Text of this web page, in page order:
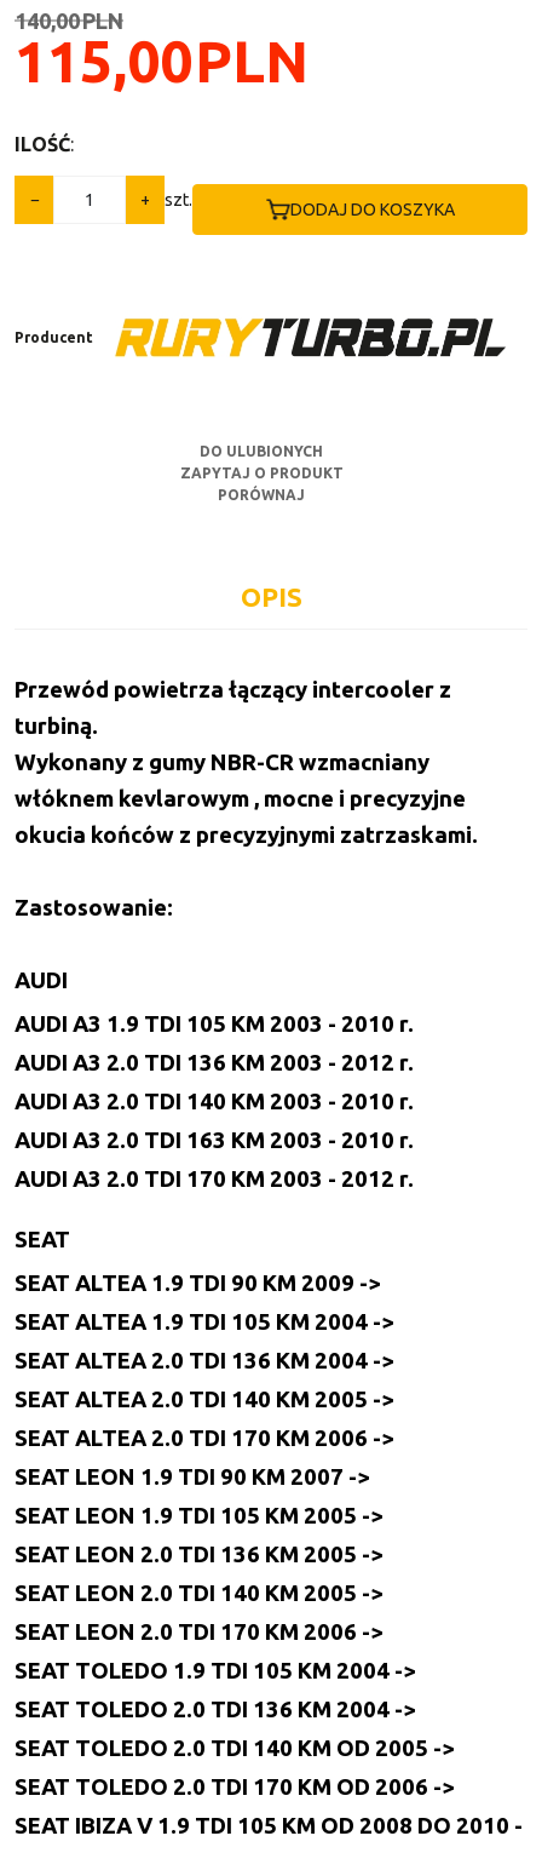
140,00PLN
115,00PLN
ILOŚĆ:
− + szt. DODAJ DO KOSZYKA
Producent
DO ULUBIONYCH
ZAPYTAJ O PRODUKT
PORÓWNAJ
OPIS
Przewód powietrza łączący intercooler z
turbiną.
Wykonany z gumy NBR-CR wzmacniany
włóknem kevlarowym , mocne i precyzyjne
okucia końców z precyzyjnymi zatrzaskami.
Zastosowanie:
AUDI
AUDI A3 1.9 TDI 105 KM 2003 - 2010 r.
AUDI A3 2.0 TDI 136 KM 2003 - 2012 r.
AUDI A3 2.0 TDI 140 KM 2003 - 2010 r.
AUDI A3 2.0 TDI 163 KM 2003 - 2010 r.
AUDI A3 2.0 TDI 170 KM 2003 - 2012 r.
SEAT
SEAT ALTEA 1.9 TDI 90 KM 2009 ->
SEAT ALTEA 1.9 TDI 105 KM 2004 ->
SEAT ALTEA 2.0 TDI 136 KM 2004 ->
SEAT ALTEA 2.0 TDI 140 KM 2005 ->
SEAT ALTEA 2.0 TDI 170 KM 2006 ->
SEAT LEON 1.9 TDI 90 KM 2007 ->
SEAT LEON 1.9 TDI 105 KM 2005 ->
SEAT LEON 2.0 TDI 136 KM 2005 ->
SEAT LEON 2.0 TDI 140 KM 2005 ->
SEAT LEON 2.0 TDI 170 KM 2006 ->
SEAT TOLEDO 1.9 TDI 105 KM 2004 ->
SEAT TOLEDO 2.0 TDI 136 KM 2004 ->
SEAT TOLEDO 2.0 TDI 140 KM OD 2005 ->
SEAT TOLEDO 2.0 TDI 170 KM OD 2006 ->
SEAT IBIZA V 1.9 TDI 105 KM OD 2008 DO 2010 -